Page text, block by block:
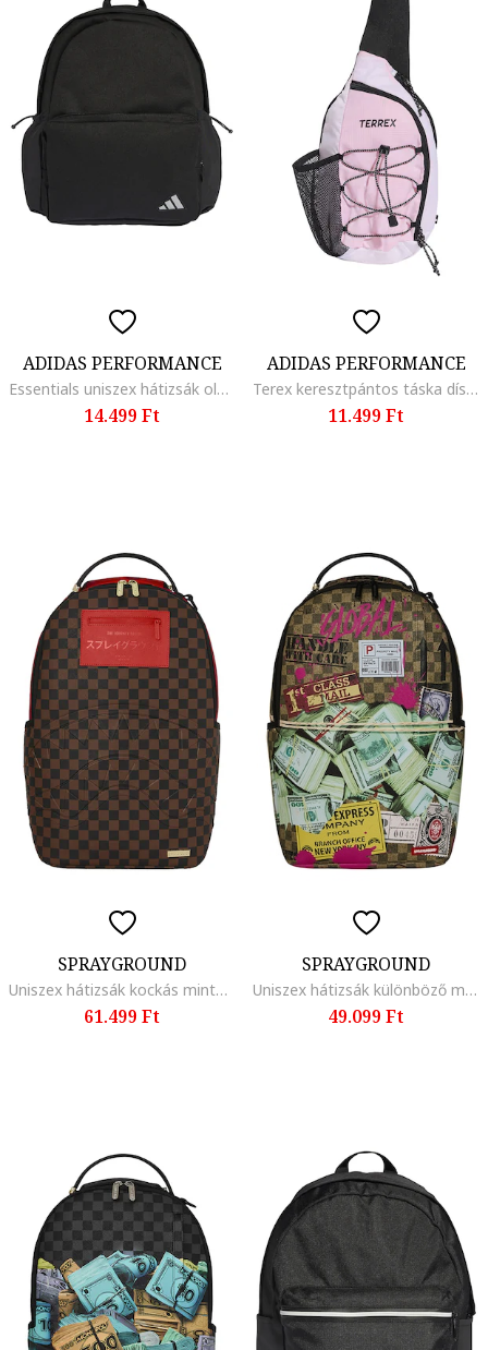
ADIDAS PERFORMANCE
Essentials uniszex hátizsák oldalzsebekkel - 27.4 l, Fekete
14.499 Ft
ADIDAS PERFORMANCE
Terex keresztpántos táska dísz megkötővel, Fehér/Fekete/Pasztellrózsaszín
11.499 Ft
SPRAYGROUND
Uniszex hátizsák kockás mintával, Piros/Fekete/Fangóbarna
61.499 Ft
SPRAYGROUND
Uniszex hátizsák különböző mintákkal, Zöld/Barna/Rózsaszín
49.099 Ft